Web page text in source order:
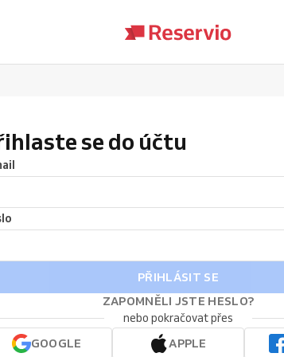
se do účtu
PŘIHLÁSIT SE
ZAPOMNĚLI JSTE HESLO?
nebo pokračovat přes
GOOGLE
APPLE